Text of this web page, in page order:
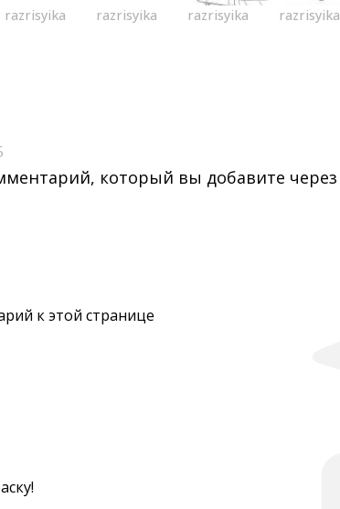
razrisyika razrisyika razrisyika razrisyika
который вы добавите через
к этой странице